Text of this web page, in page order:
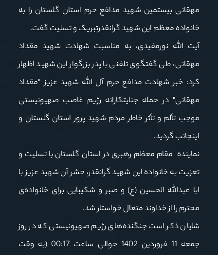
مهقانی بیستمین شهید مدافع حرم استان گلستان را به
خانواده معظم این شهید گرانقدرتبریک و تسلیت گفت.
آیت الله نورمفیدی، به مناسبت شهادت شهید مقداد
مهقانی، طی گفتگوی تلفنی با پدر بزرگوار این شهید اظهار
کرد: خبر شهادت مدافع حرم آل الله شهید عزیز "مقداد
مهقانی" در حمله جنایتکارانه رژیم غاصب صهیونیستی
موجب تألم و تأثر خاطر مردم شهید پرور استان گلستان و
اینجانب گردید.
نماینده مقام معظم رهبری در استان گلستان با تسلیت و
تعزیت به خانواده‌ این شهید گرانقدر، حشر آن شهید عزیز با
ابا عبدالله الحسین (ع) و صبر و شکیبایی برای خانواده‌ی
محترم را از خداوند متعال خواستار شد.
شایان ذکر است جنگنده‌های رژیم صهیونیستی که در روز
جمعه 11 فروردین 1402 حوالی ساعت 00:17 (به وقت